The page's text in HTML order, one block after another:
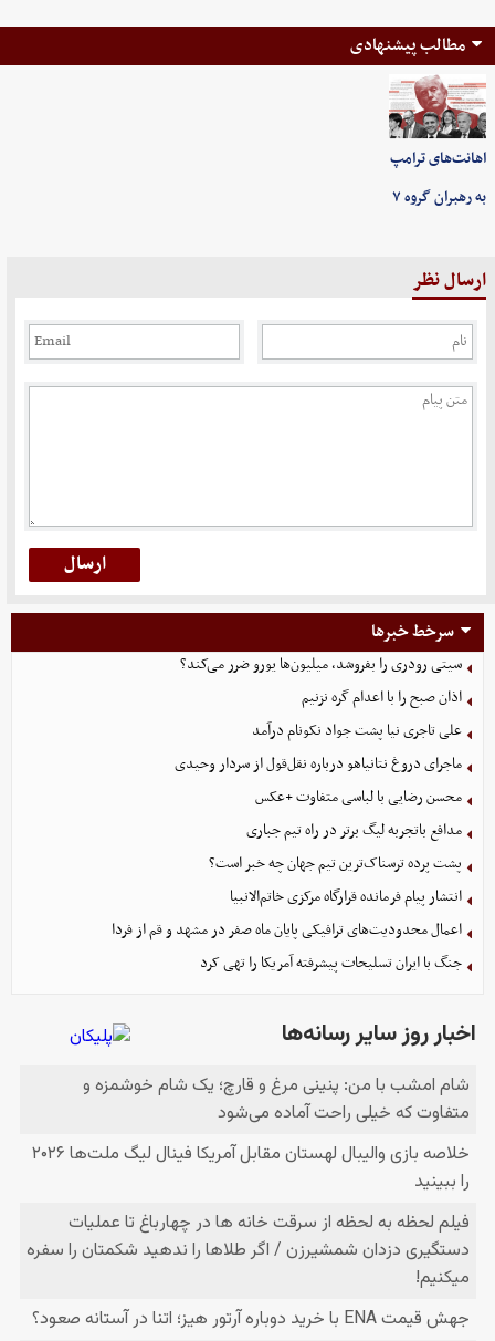
مطالب پیشنهادی
اهانت‌های ترامپ
به رهبران گروه ۷
ارسال نظر
سرخط خبرها
سیتی رودری را بفروشد، میلیون‌ها یورو ضرر می‌کند؟
اذان صبح را با اعدام گره نزنیم
علی تاجری‌ نیا پشت جواد نکونام درآمد
ماجرای دروغ نتانیاهو درباره نقل‌قول از سردار وحیدی
محسن رضایی با لباسی متفاوت +عکس
مدافع باتجربه لیگ برتر در راه تیم جباری
پشت پرده ترسناک‌ترین تیم جهان چه خبر است؟
انتشار پیام فرمانده قرارگاه مرکزی خاتم‌الانبیا
اعمال محدودیت‌های ترافیکی پایان ماه صفر در مشهد و قم از فردا
جنگ با ایران تسلیحات پیشرفته آمریکا را تهی کرد